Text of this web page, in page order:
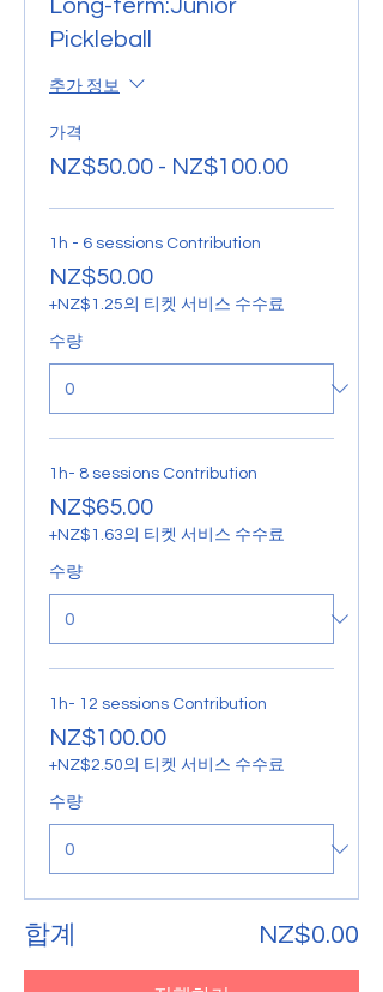
Long-term:Junior
Pickleball
추가 정보
가격
NZ$50.00 - NZ$100.00
1h - 6 sessions Contribution
NZ$50.00
+NZ$1.25의 티켓 서비스 수수료
수량
1h- 8 sessions Contribution
NZ$65.00
+NZ$1.63의 티켓 서비스 수수료
수량
1h- 12 sessions Contribution
NZ$100.00
+NZ$2.50의 티켓 서비스 수수료
수량
합계 NZ$0.00